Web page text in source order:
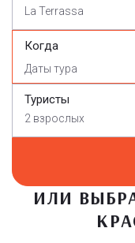
La Terrassa
Когда
Туристы
2 взрослых
ИЛИ